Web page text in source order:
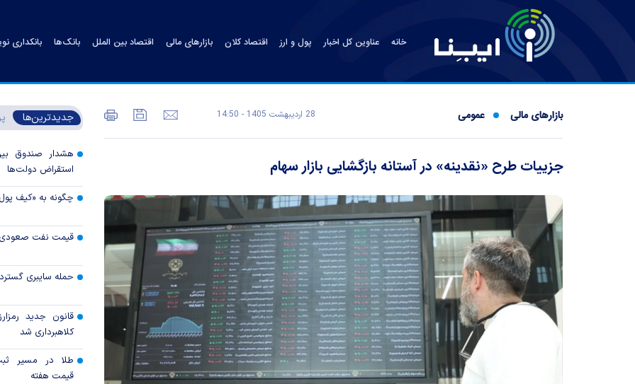
خانه عناوین کل اخبار پول و ارز اقتصاد کلان بازارهای مالی اقتصاد بین الملل بانک‌ها بانکداری
بازارهای مالی عمومی 28 ارديبهشت 1405 - 14:50
جزییات طرح «نقدینه» در آستانه بازگشایی بازار سهام
جدیدترین‌ها
هشدار صندوق
استقراض دولت‌ها
چگونه به «کیف
قیمت نفت صعودی
حمله سایبری
قانون جدید
کلاهبرداری شد
طلا در مسیر
قیمت هفته